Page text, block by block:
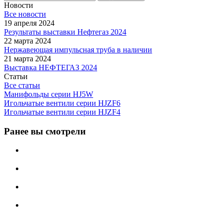
Новости
Все новости
19 апреля 2024
Результаты выставки Нефтегаз 2024
22 марта 2024
Нержавеющая импульсная труба в наличии
21 марта 2024
Выставка НЕФТЕГАЗ 2024
Статьи
Все статьи
Манифольды серии HJ5W
Игольчатые вентили серии HJZF6
Игольчатые вентили серии HJZF4
Ранее вы смотрели